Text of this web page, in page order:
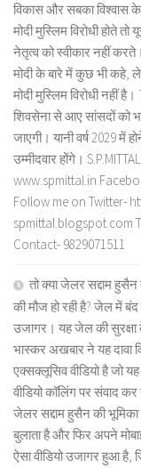
विकास और सबका विश्वास
मोदी मुस्लिम विरोधी होते
नेतृत्व को स्वीकार नहीं
मोदी के बारे में कुछ भी कहे,
मोदी मुस्लिम विरोधी नहीं
शिवसेना से आए सांसदों को
जाएगी। यानी वर्ष 2029
उम्मीदवार होंगे।
www.spmittal.in
Follow me on Twitter-
spmittal.blogspot.com
Contact- 9829071511
तो क्या जेलर सद्दाम
की मौज हो रही है? जेल में बंद
उजागर। यह जेल की सुरक्षा
भास्कर अखबार ने यह
एक्सक्लूसिव वीडियो है जो
वीडियो कॉलिंग पर संवाद
जेलर सद्दाम हुसैन की
बुलाता है और फिर अपने
ऐसा वीडियो उजागर हुआ है,